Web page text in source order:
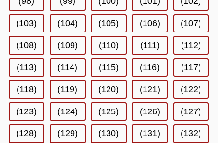
(103) (104) (105) (106) (107)
(108) (109) (110) (111) (112)
(113) (114) (115) (116) (117)
(118) (119) (120) (121) (122)
(123) (124) (125) (126) (127)
(128) (129) (130) (131) (132)